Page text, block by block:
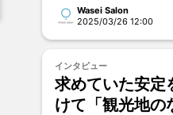
ゆうと（田代 雄
Wasei Salon
2025/03/26 12:00
インタビュー
求めていた安定
けて「観光地の